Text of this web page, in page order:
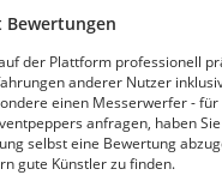
der Plattform professionell
anderer Nutzer
einen Messerwerfer - für
anfragen, haben
selbst eine Bewertung
gute Künstler zu finden.